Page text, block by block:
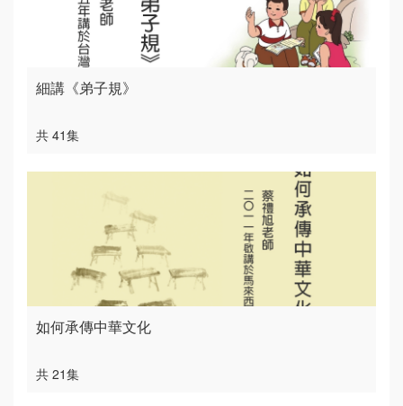
細講《弟子規》
共 41集
如何承傳中華文化
共 21集